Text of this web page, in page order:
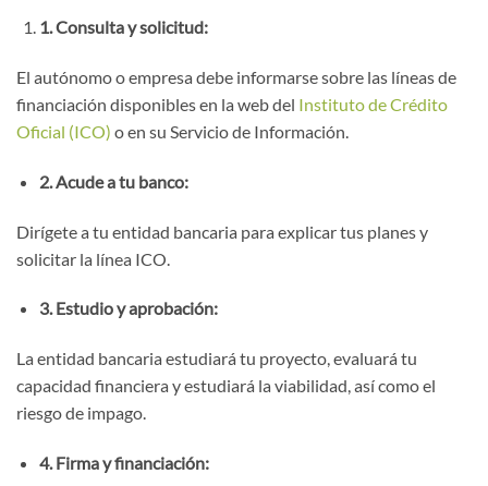
1. Consulta y solicitud:
El autónomo o empresa debe informarse sobre las líneas de
financiación disponibles en la web del Instituto de Crédito
Oficial (ICO) o en su Servicio de Información.
2. Acude a tu banco:
Dirígete a tu entidad bancaria para explicar tus planes y
solicitar la línea ICO.
3. Estudio y aprobación:
La entidad bancaria estudiará tu proyecto, evaluará tu
capacidad financiera y estudiará la viabilidad, así como el
riesgo de impago.
4. Firma y financiación: